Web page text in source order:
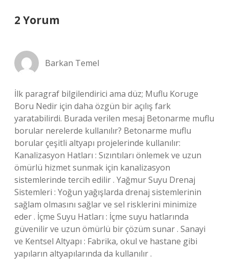
2 Yorum
Barkan Temel
İlk paragraf bilgilendirici ama düz; Muflu Koruge
Boru Nedir için daha özgün bir açılış fark
yaratabilirdi. Burada verilen mesaj Betonarme muflu
borular nerelerde kullanılır? Betonarme muflu
borular çeşitli altyapı projelerinde kullanılır:
Kanalizasyon Hatları : Sızıntıları önlemek ve uzun
ömürlü hizmet sunmak için kanalizasyon
sistemlerinde tercih edilir . Yağmur Suyu Drenaj
Sistemleri : Yoğun yağışlarda drenaj sistemlerinin
sağlam olmasını sağlar ve sel risklerini minimize
eder . İçme Suyu Hatları : İçme suyu hatlarında
güvenilir ve uzun ömürlü bir çözüm sunar . Sanayi
ve Kentsel Altyapı : Fabrika, okul ve hastane gibi
yapıların altyapılarında da kullanılır .